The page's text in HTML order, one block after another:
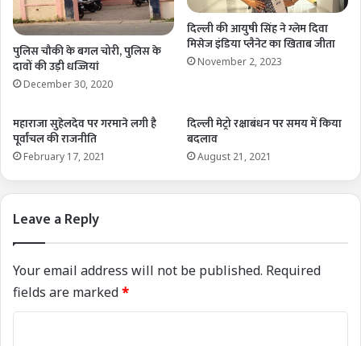
पुलिस चौकी के बगल चोरी, पुलिस के
दावों की उड़ी धज्जियां
December 30, 2020
दिल्ली की आयुषी सिंह ने ग्लेम दिवा
मिसेज इंडिया प्लैनेट का खिताब जीता
November 2, 2023
महाराजा सुहेलदेव पर गरमाने लगी है
पूर्वांचल की राजनीति
February 17, 2021
दिल्ली मेट्रो रक्षाबंधन पर समय में किया
बदलाव
August 21, 2021
Leave a Reply
Your email address will not be published. Required
fields are marked*